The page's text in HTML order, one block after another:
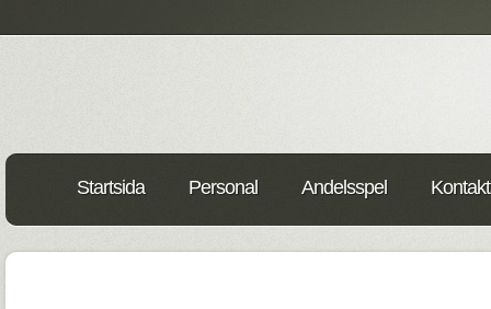
Startsida Personal Andelsspel